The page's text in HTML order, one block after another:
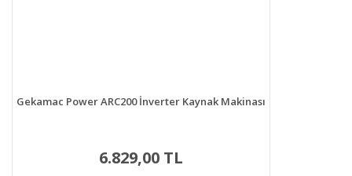
Gekamac Power ARC200 İnverter Kaynak Makinası
6.829,00 TL